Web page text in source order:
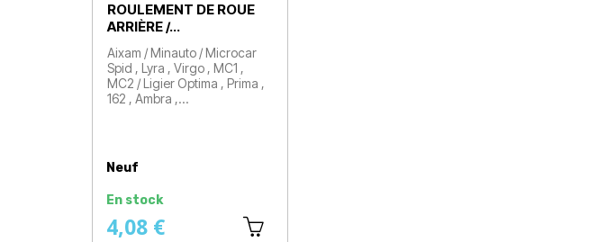
ROULEMENT DE ROUE
ARRIÈRE /…
Aixam / Minauto / Microcar
Spid , Lyra , Virgo , MC1 ,
MC2 / Ligier Optima , Prima ,
162 , Ambra ,…
Neuf
En stock
4,08 €